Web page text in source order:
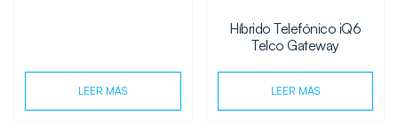
LEER MÁS
Híbrido Telefónico iQ6
Telco Gateway
LEER MÁS